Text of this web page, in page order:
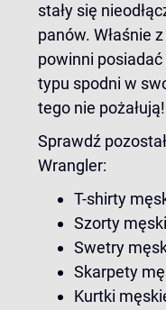
stały się
panów. Właśnie
powinni
typu spodni w
tego nie pożałują!
Sprawdź
Wrangler:
T-shirty
Szorty
Swetry
Skarpety
Kurtki